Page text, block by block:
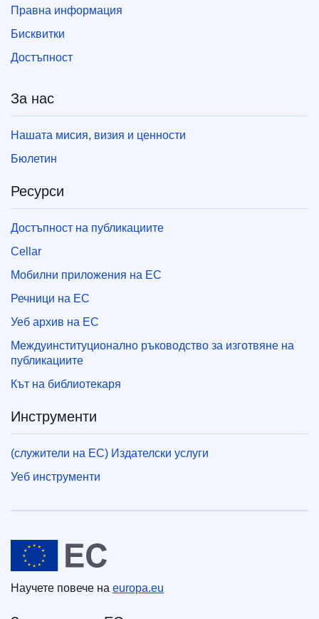
Правна информация
Бисквитки
Достъпност
За нас
Нашата мисия, визия и ценности
Бюлетин
Ресурси
Достъпност на публикациите
Cellar
Мобилни приложения на ЕС
Речници на ЕС
Уеб архив на ЕС
Междуинституционално ръководство за изготвяне на
публикациите
Кът на библиотекаря
Инструменти
(служители на ЕС) Издателски услуги
Уеб инструменти
Европейски съюз
Научете повече на europa.eu